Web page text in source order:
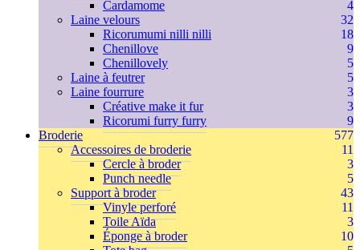
Cardamome
4
Laine velours
32
Ricorumumi nilli nilli
18
Chenillove
9
Chenillovely
5
Laine à feutrer
5
Laine fourrure
3
Créative make it fur
3
Ricorumi furry furry
9
Broderie
577
Accessoires de broderie
11
Cercle à broder
3
Punch needle
5
Support à broder
43
Vinyle perforé
11
Toile Aïda
3
Éponge à broder
10